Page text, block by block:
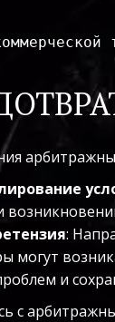
:
могут
и
с